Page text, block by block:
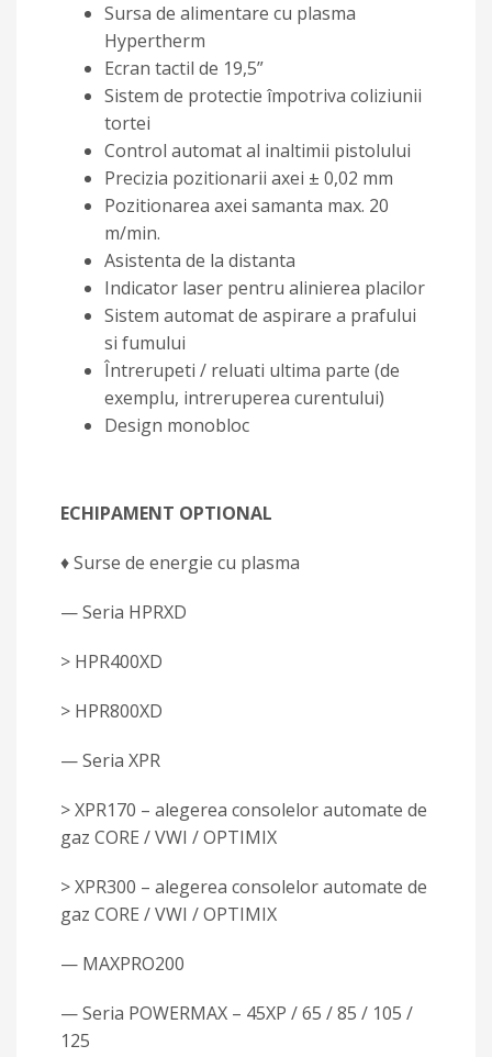
Sursa de alimentare cu plasma
Hypertherm
Ecran tactil de 19,5”
Sistem de protectie împotriva coliziunii
tortei
Control automat al inaltimii pistolului
Precizia pozitionarii axei ± 0,02 mm
Pozitionarea axei samanta max. 20
m/min.
Asistenta de la distanta
Indicator laser pentru alinierea placilor
Sistem automat de aspirare a prafului
si fumului
Întrerupeti / reluati ultima parte (de
exemplu, intreruperea curentului)
Design monobloc
ECHIPAMENT OPTIONAL
♦ Surse de energie cu plasma
— Seria HPRXD
> HPR400XD
> HPR800XD
— Seria XPR
> XPR170 – alegerea consolelor automate de
gaz CORE / VWI / OPTIMIX
> XPR300 – alegerea consolelor automate de
gaz CORE / VWI / OPTIMIX
— MAXPRO200
— Seria POWERMAX – 45XP / 65 / 85 / 105 /
125